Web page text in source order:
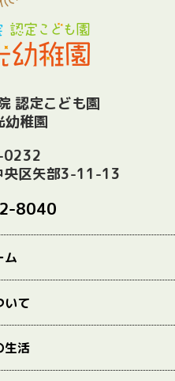
認定こども園
幼稚園
0232
央区矢部3-11-13
8040
ム
いて
生活